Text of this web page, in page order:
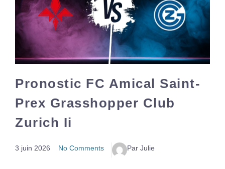
Pronostic FC Amical Saint-
Prex Grasshopper Club
Zurich Ii
3 juin 2026 No Comments Par Julie